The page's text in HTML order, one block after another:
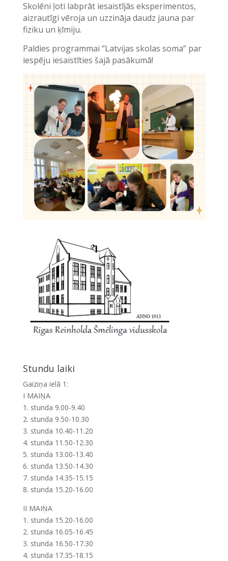
Skolēni ļoti labprāt iesaistījās eksperimentos,
aizrautīgi vēroja un uzzināja daudz jauna par
fiziku un ķīmiju.
Paldies programmai “Latvijas skolas soma” par
iespēju iesaistīties šajā pasākumā!
Stundu laiki
Gaiziņa ielā 1:
I MAIŅA
1. stunda 9.00-9.40
2. stunda 9.50-10.30
3. stunda 10.40-11.20
4. stunda 11.50-12.30
5. stunda 13.00-13.40
6. stunda 13.50-14.30
7. stunda 14.35-15.15
8. stunda 15.20-16.00
II MAIŅA
1. stunda 15.20-16.00
2. stunda 16.05-16.45
3. stunda 16.50-17.30
4. stunda 17.35-18.15